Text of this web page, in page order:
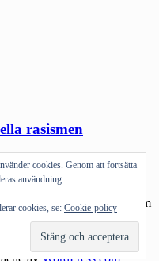
rasismen
som på något sätt har en,
sig eller sån som bara
läser om både
är det det sistnämnda som
metafor […]
avWordPress.com.
cookies. Genom att fortsätta
användning.
cookies, se: Cookie-policy